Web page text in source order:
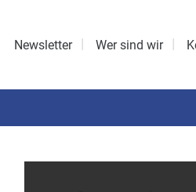
Newsletter Wer sind wir